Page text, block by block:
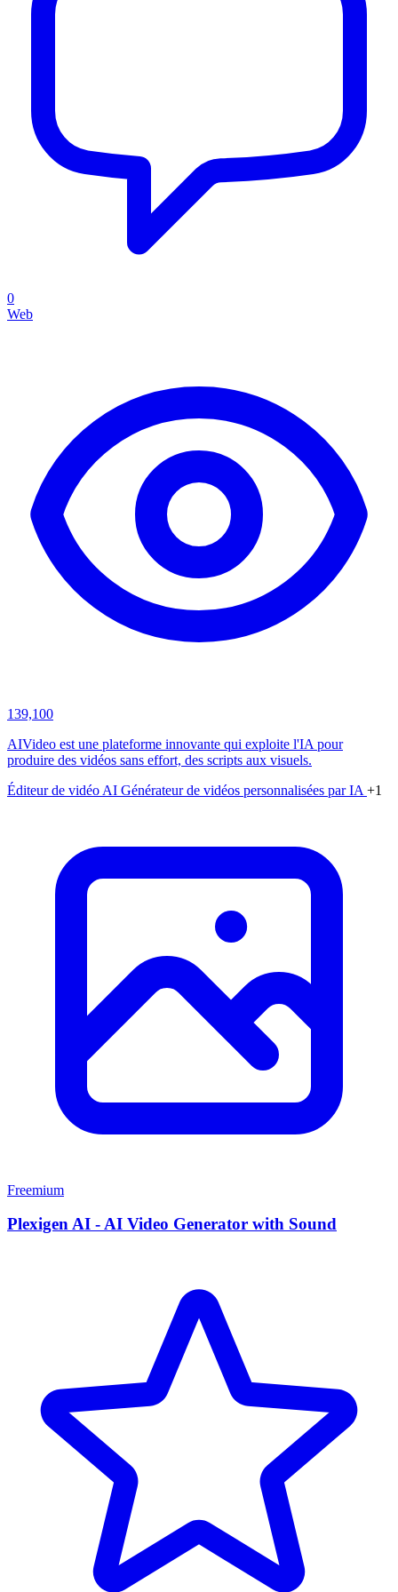
0
Web
139,100
AIVideo est une plateforme innovante qui exploite l'IA pour
produire des vidéos sans effort, des scripts aux visuels.
Éditeur de vidéo AI Générateur de vidéos personnalisées par IA +1
Freemium
Plexigen AI - AI Video Generator with Sound